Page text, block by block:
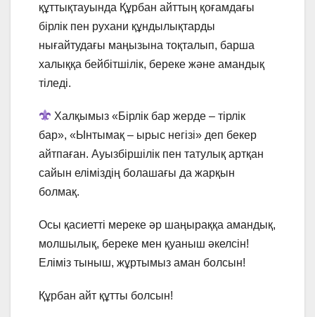
құттықтауында Құрбан айттың қоғамдағы
бірлік пен рухани құндылықтарды
нығайтудағы маңызына тоқталып, барша
халыққа бейбітшілік, береке және амандық
тіледі.
Халқымыз «Бірлік бар жерде – тірлік
бар», «Ынтымақ – ырыс негізі» деп бекер
айтпаған. Ауызбіршілік пен татулық артқан
сайын еліміздің болашағы да жарқын
болмақ.
Осы қасиетті мереке әр шаңыраққа амандық,
молшылық, береке мен қуаныш әкелсін!
Еліміз тыныш, жұртымыз аман болсын!
Құрбан айт құтты болсын!